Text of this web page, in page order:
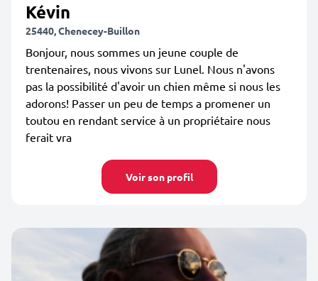
Kévin
25440, Chenecey-Buillon
Bonjour, nous sommes un jeune couple de
trentenaires, nous vivons sur Lunel. Nous n'avons
pas la possibilité d'avoir un chien même si nous les
adorons! Passer un peu de temps a promener un
toutou en rendant service à un propriétaire nous
ferait vra
Voir son profil